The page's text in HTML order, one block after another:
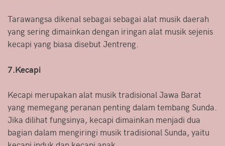
Tarawangsa dikenal sebagai sebagai alat musik daerah
yang sering dimainkan dengan iringan alat musik sejenis
kecapi yang biasa disebut Jentreng.
7.Kecapi
Kecapi merupakan alat musik tradisional Jawa Barat
yang memegang peranan penting dalam tembang Sunda.
Jika dilihat fungsinya, kecapi dimainkan menjadi dua
bagian dalam mengiringi musik tradisional Sunda, yaitu